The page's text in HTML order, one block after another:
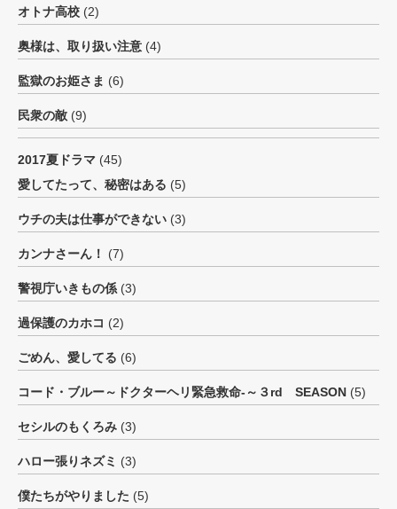
オトナ高校 (2)
奥様は、取り扱い注意 (4)
監獄のお姫さま (6)
民衆の敵 (9)
2017夏ドラマ (45)
愛してたって、秘密はある (5)
ウチの夫は仕事ができない (3)
カンナさーん！ (7)
警視庁いきもの係 (3)
過保護のカホコ (2)
ごめん、愛してる (6)
コード・ブルー～ドクターヘリ緊急救命-～３rd SEASON (5)
セシルのもくろみ (3)
ハロー張りネズミ (3)
僕たちがやりました (5)